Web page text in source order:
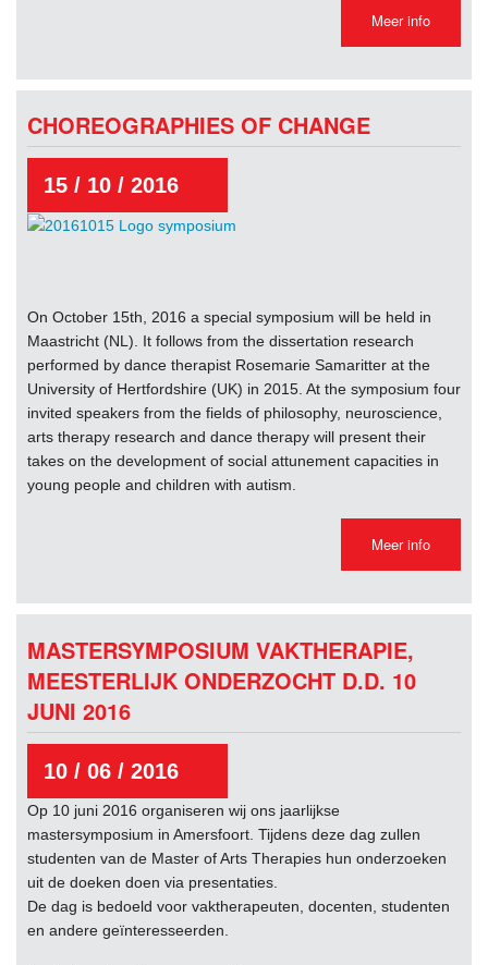
Meer info
CHOREOGRAPHIES OF CHANGE
15 / 10 / 2016
On October 15th, 2016 a special symposium will be held in
Maastricht (NL). It follows from the dissertation research
performed by dance therapist Rosemarie Samaritter at the
University of Hertfordshire (UK) in 2015. At the symposium four
invited speakers from the fields of philosophy, neuroscience,
arts therapy research and dance therapy will present their
takes on the development of social attunement capacities in
young people and children with autism.
Meer info
MASTERSYMPOSIUM VAKTHERAPIE,
MEESTERLIJK ONDERZOCHT D.D. 10
JUNI 2016
10 / 06 / 2016
Op 10 juni 2016 organiseren wij ons jaarlijkse
mastersymposium in Amersfoort. Tijdens deze dag zullen
studenten van de Master of Arts Therapies hun onderzoeken
uit de doeken doen via presentaties.
De dag is bedoeld voor vaktherapeuten, docenten, studenten
en andere geïnteresseerden.